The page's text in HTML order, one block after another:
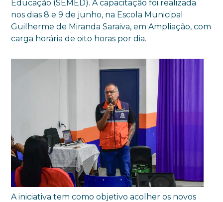
Educação (SEMED). A capacitação foi realizada
nos dias 8 e 9 de junho, na Escola Municipal
Guilherme de Miranda Saraiva, em Ampliação, com
carga horária de oito horas por dia.
A iniciativa tem como objetivo acolher os novos